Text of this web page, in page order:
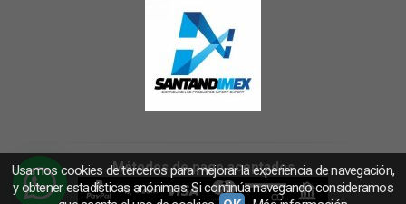
Métodos de pago aceptados
Usamos cookies de terceros para mejorar la experiencia de navegación,
y obtener estadísticas anónimas. Si continúa navegando consideramos